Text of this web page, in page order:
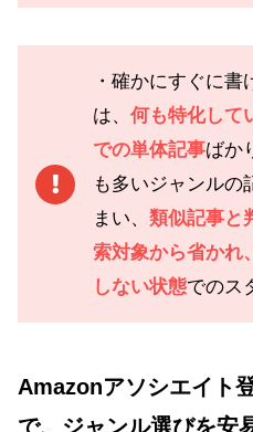
・確かにすぐに
は、 何も特化して
での単体記事ばか
も多いジャンルの
まい、 類似記事と
索対象から省かれ
しない状態でのス
Amazonアソシエイト
で、ジャンル選びを安